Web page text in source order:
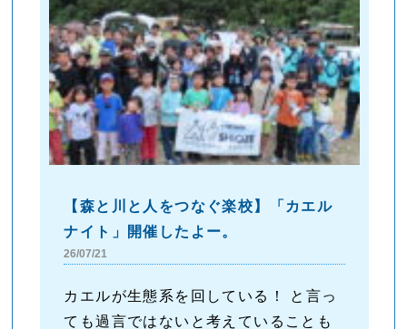
【森と川と人をつなぐ楽校】「カエル
ナイト」開催したよー。
26/07/21
カエルが生態系を回している！ と言っ
ても過言ではないと考えていることも